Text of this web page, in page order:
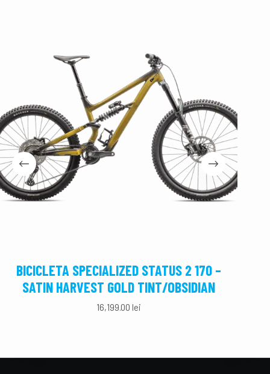
BICICLETA SPECIALIZED STATUS 2 170 –
SATIN HARVEST GOLD TINT/OBSIDIAN
16,199.00 lei